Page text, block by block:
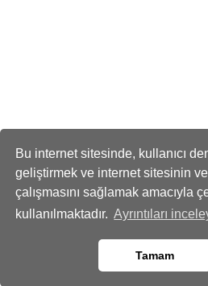
Bu internet sitesinde, kullanıcı
geliştirmek ve internet sitesinin
çalışmasını sağlamak amacıyla
kullanılmaktadır. Ayrıntıları
Tamam